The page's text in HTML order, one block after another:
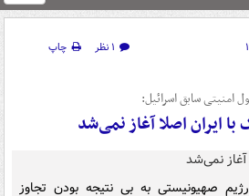
۱ نظر
چاپ
امنیتی سابق اسرائیل:
ایران اصلا آغاز نمی‌شد
صهیونیستی به بی نتیجه بودن تجاوز